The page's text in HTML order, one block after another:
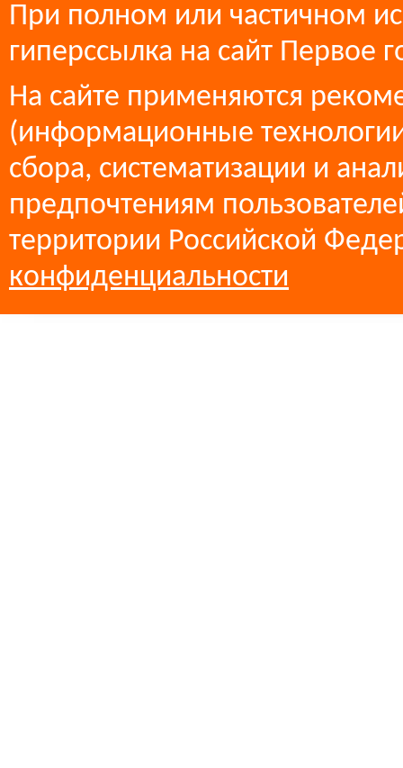
При полном или частичном
гиперссылка на сайт Первое
На сайте применяются
(информационные
сбора, систематизации и
предпочтениям
территории Российской
конфиденциальности